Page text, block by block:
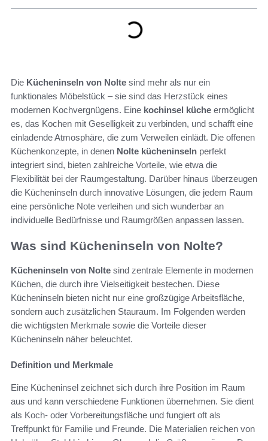
Die Kücheninseln von Nolte sind mehr als nur ein
funktionales Möbelstück – sie sind das Herzstück eines
modernen Kochvergnügens. Eine kochinsel küche ermöglicht
es, das Kochen mit Geselligkeit zu verbinden, und schafft eine
einladende Atmosphäre, die zum Verweilen einlädt. Die offenen
Küchenkonzepte, in denen Nolte kücheninseln perfekt
integriert sind, bieten zahlreiche Vorteile, wie etwa die
Flexibilität bei der Raumgestaltung. Darüber hinaus überzeugen
die Kücheninseln durch innovative Lösungen, die jedem Raum
eine persönliche Note verleihen und sich wunderbar an
individuelle Bedürfnisse und Raumgrößen anpassen lassen.
Was sind Kücheninseln von Nolte?
Kücheninseln von Nolte sind zentrale Elemente in modernen
Küchen, die durch ihre Vielseitigkeit bestechen. Diese
Kücheninseln bieten nicht nur eine großzügige Arbeitsfläche,
sondern auch zusätzlichen Stauraum. Im Folgenden werden
die wichtigsten Merkmale sowie die Vorteile dieser
Kücheninseln näher beleuchtet.
Definition und Merkmale
Eine Kücheninsel zeichnet sich durch ihre Position im Raum
aus und kann verschiedene Funktionen übernehmen. Sie dient
als Koch- oder Vorbereitungsfläche und fungiert oft als
Treffpunkt für Familie und Freunde. Die Materialien reichen von